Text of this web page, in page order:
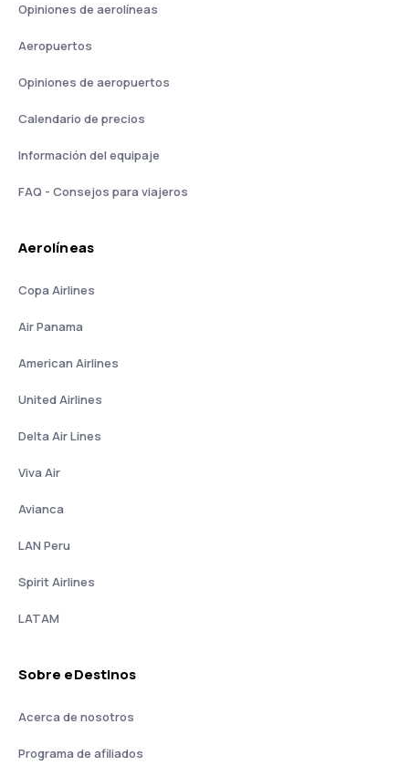
Opiniones de aerolíneas
Aeropuertos
Opiniones de aeropuertos
Calendario de precios
Información del equipaje
FAQ - Consejos para viajeros
Aerolíneas
Copa Airlines
Air Panama
American Airlines
United Airlines
Delta Air Lines
Viva Air
Avianca
LAN Peru
Spirit Airlines
LATAM
Sobre eDestinos
Acerca de nosotros
Programa de afiliados